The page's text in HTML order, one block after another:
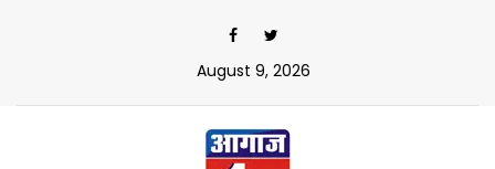
August 9, 2026